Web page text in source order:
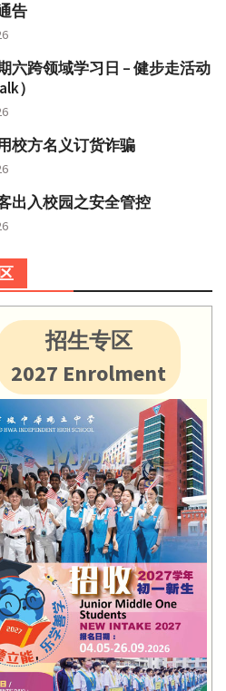
告
六跨领域学习日 – 健步走活动
）
校方名义订货诈骗
出入校园之安全管控
招生专区
2027 Enrolment